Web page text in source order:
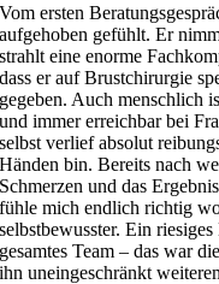
Vom ersten
aufgehoben gefühlt. Er
strahlt eine enorme
dass er auf Brustchirurgie
gegeben. Auch menschlich
und immer erreichbar bei
selbst verlief absolut
Händen bin. Bereits nach
Schmerzen und das
fühle mich endlich richtig
selbstbewusster. Ein
gesamtes Team – das war
ihn uneingeschränkt